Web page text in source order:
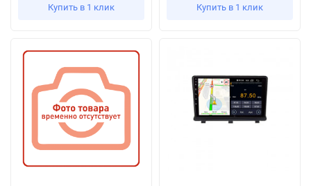
Купить в 1 клик Купить в 1 клик